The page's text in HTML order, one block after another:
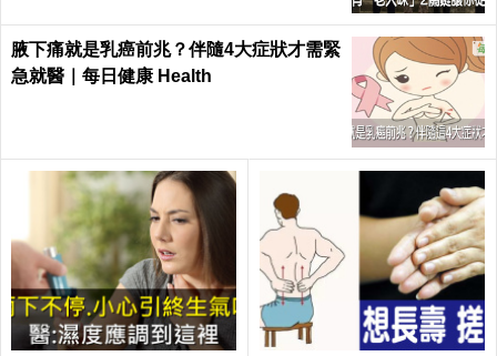
腋下痛就是乳癌前兆？伴隨4大症狀才需緊
急就醫｜每日健康 Health